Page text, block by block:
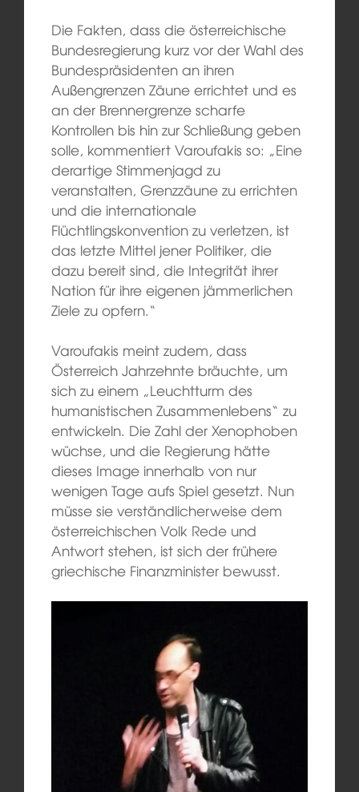
Die Fakten, dass die österreichische
Bundesregierung kurz vor der Wahl des
Bundespräsidenten an ihren
Außengrenzen Zäune errichtet und es
an der Brennergrenze scharfe
Kontrollen bis hin zur Schließung geben
solle, kommentiert Varoufakis so: „Eine
derartige Stimmenjagd zu
veranstalten, Grenzzäune zu errichten
und die internationale
Flüchtlingskonvention zu verletzen, ist
das letzte Mittel jener Politiker, die
dazu bereit sind, die Integrität ihrer
Nation für ihre eigenen jämmerlichen
Ziele zu opfern.“
Varoufakis meint zudem, dass
Österreich Jahrzehnte bräuchte, um
sich zu einem „Leuchtturm des
humanistischen Zusammenlebens“ zu
entwickeln. Die Zahl der Xenophoben
wüchse, und die Regierung hätte
dieses Image innerhalb von nur
wenigen Tage aufs Spiel gesetzt. Nun
müsse sie verständlicherweise dem
österreichischen Volk Rede und
Antwort stehen, ist sich der frühere
griechische Finanzminister bewusst.